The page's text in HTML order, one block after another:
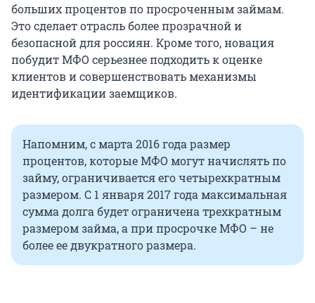
больших процентов по просроченным займам.
Это сделает отрасль более прозрачной и
безопасной для россиян. Кроме того, новация
побудит МФО серьезнее подходить к оценке
клиентов и совершенствовать механизмы
идентификации заемщиков.
Напомним, с марта 2016 года размер
процентов, которые МФО могут начислять по
займу, ограничивается его четырехкратным
размером. С 1 января 2017 года максимальная
сумма долга будет ограничена трехкратным
размером займа, а при просрочке МФО – не
более ее двукратного размера.